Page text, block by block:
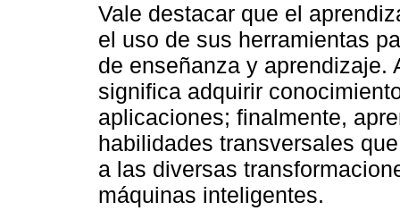
Vale destacar que el
el uso de sus herramientas
de enseñanza y aprendizaje.
significa adquirir
aplicaciones; finalmente,
habilidades transversales
a las diversas
máquinas inteligentes.